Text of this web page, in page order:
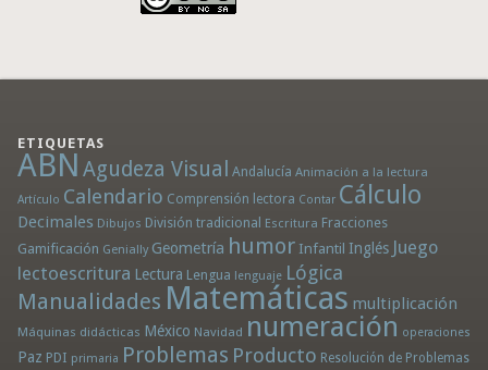
ETIQUETAS
ABN Agudeza Visual Andalucía Animación a la lectura
Artículo Calendario Comprensión lectora Contar Cálculo
Decimales Dibujos División tradicional Escritura Fracciones
Gamificación Genially Geometría humor Infantil Inglés Juego
lectoescritura Lectura Lengua lenguaje Lógica
Manualidades Matemáticas multiplicación
Máquinas didácticas México Navidad numeración operaciones
Paz PDI primaria Problemas Producto Resolución de Problemas